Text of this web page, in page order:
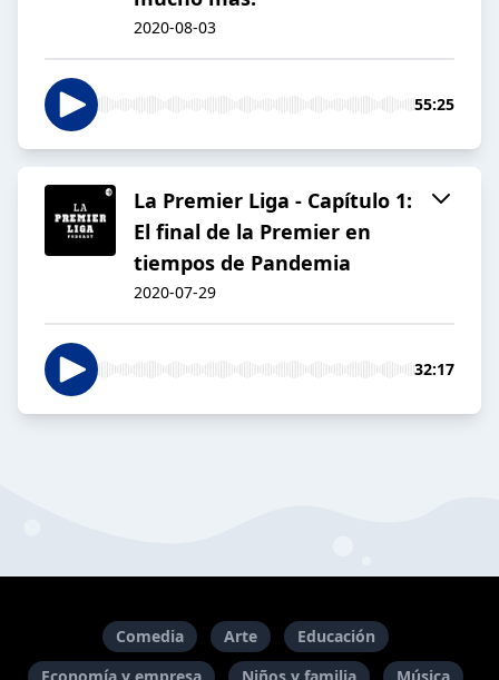
2020-08-03
55:25
La Premier Liga - Capítulo 1:
El final de la Premier en
tiempos de Pandemia
2020-07-29
32:17
Comedia Arte
Educación